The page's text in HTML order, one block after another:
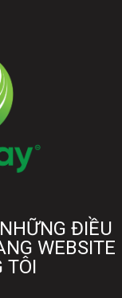
ĐIỀU
WEBSITE
TÔI